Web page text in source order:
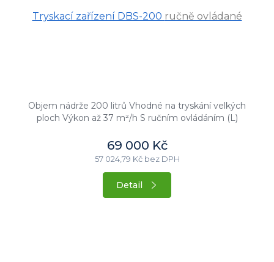
Tryskací zařízení DBS-200 ručně ovládané
Objem nádrže 200 litrů Vhodné na tryskání velkých
ploch Výkon až 37 m²/h S ručním ovládáním (L)
69 000 Kč
57 024,79 Kč bez DPH
Detail